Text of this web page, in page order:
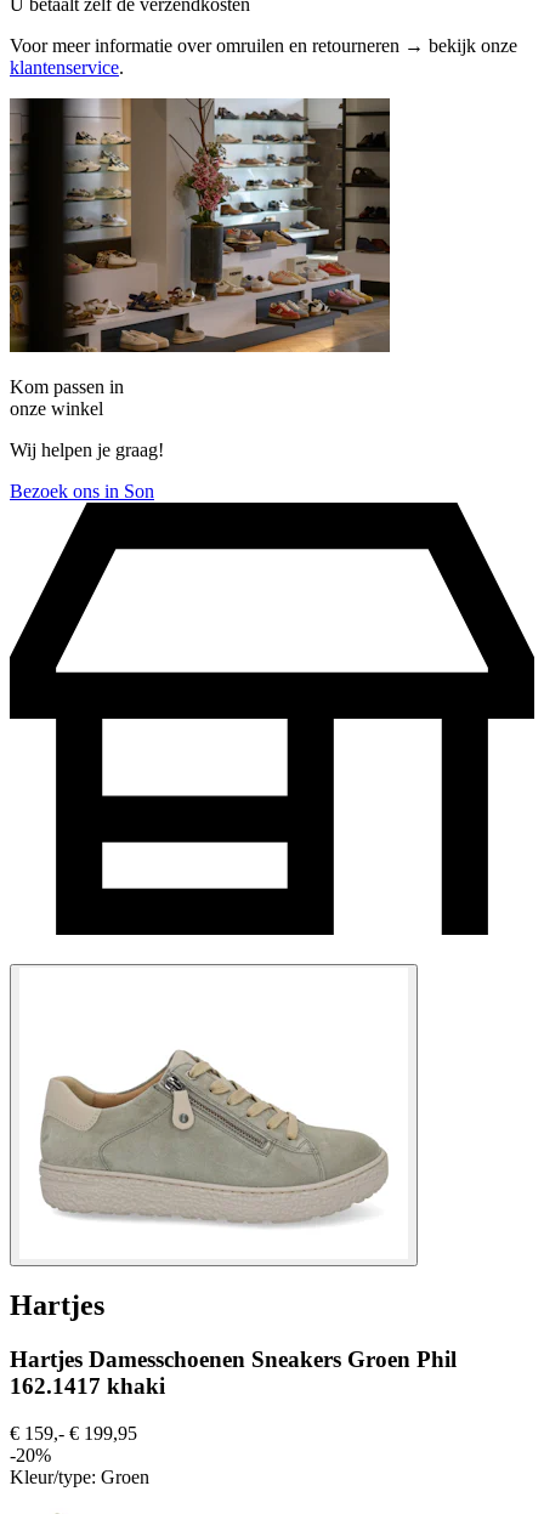
Voor meer informatie over omruilen en retourneren → bekijk onze
klantenservice.
Kom passen in
onze winkel
Wij helpen je graag!
Bezoek ons in Son
Hartjes
Hartjes Damesschoenen Sneakers Groen Phil
162.1417 khaki
€ 159,- € 199,95
-20%
Kleur/type: Groen